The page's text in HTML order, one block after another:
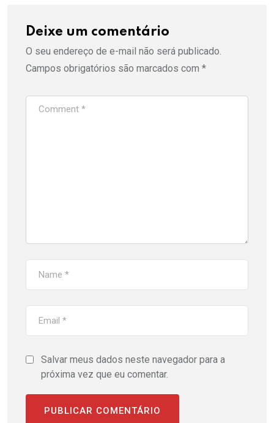
Deixe um comentário
O seu endereço de e-mail não será publicado.
Campos obrigatórios são marcados com *
Salvar meus dados neste navegador para a
próxima vez que eu comentar.